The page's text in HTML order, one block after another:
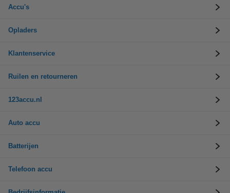
Accu's
Opladers
Klantenservice
Ruilen en retourneren
123accu.nl
Auto accu
Batterijen
Telefoon accu